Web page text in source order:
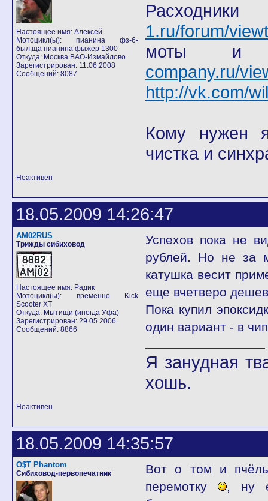
Настоящее имя: Алексей
Мотоцикл(ы): пианина фз-6-
был,ща пианина фыжер 1300
Откуда: Москва ВАО-Измайлово
Зарегистрирован: 11.06.2008
Сообщений: 8087
1.ru/forum/
company.ru/
http://vk.com/
Кому нужен
чистка и
Неактивен
18.05.2009 14:26:47
AM02RUS
Трижды сибиховод
Настоящее имя: Радик
Мотоцикл(ы): временно Kick
Scooter XT
Откуда: Мытищи (иногда Уфа)
Зарегистрирован: 29.05.2006
Сообщений: 8866
Успехов пока не
рублей. Но не за
катушка весит
еще вчетверо
Пока купил
один вариант - в
Я занудная
хошь.
Неактивен
18.05.2009 14:35:57
O$T Phantom
Сибиховод-первопечатник
Вот о том и
перемотку
, ну